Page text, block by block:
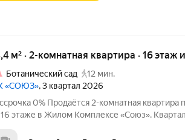
м² · 2-комнатная квартира · 16 этаж
Ботанический сад
12 мин.
«СОЮЗ», 3 квартал 2026
0% Продаётся 2-комнатная
16 этаже в Жилом Комплексе «Союз».